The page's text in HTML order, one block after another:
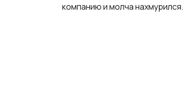
компанию и молча нахмурился.